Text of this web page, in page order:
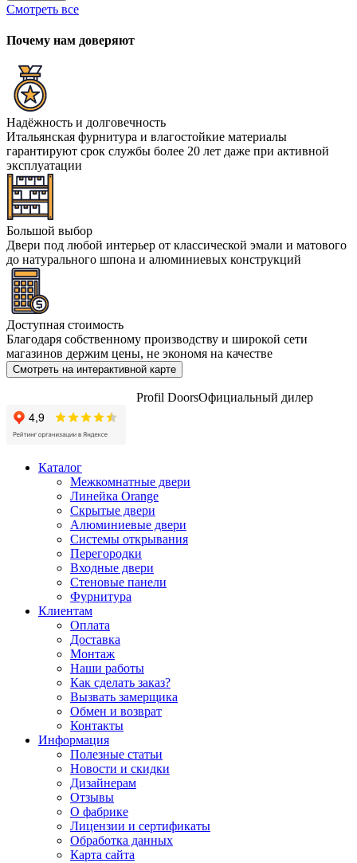
Смотреть все
Почему нам доверяют
Надёжность и долговечность
Итальянская фурнитура и влагостойкие материалы
гарантируют срок службы более 20 лет даже при активной
эксплуатации
Большой выбор
Двери под любой интерьер от классической эмали и матового
до натурального шпона и алюминиевых конструкций
Доступная стоимость
Благодаря собственному производству и широкой сети
магазинов держим цены, не экономя на качестве
Смотреть на интерактивной карте
Profil DoorsОфициальный дилер
Каталог
Межкомнатные двери
Линейка Orange
Скрытые двери
Алюминиевые двери
Системы открывания
Перегородки
Входные двери
Стеновые панели
Фурнитура
Клиентам
Оплата
Доставка
Монтаж
Наши работы
Как сделать заказ?
Вызвать замерщика
Обмен и возврат
Контакты
Информация
Полезные статьи
Новости и скидки
Дизайнерам
Отзывы
О фабрике
Лицензии и сертификаты
Обработка данных
Карта сайта